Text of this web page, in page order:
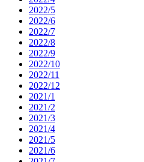
2022/5
2022/6
2022/7
2022/8
2022/9
2022/10
2022/11
2022/12
2021/1
2021/2
2021/3
2021/4
2021/5
2021/6